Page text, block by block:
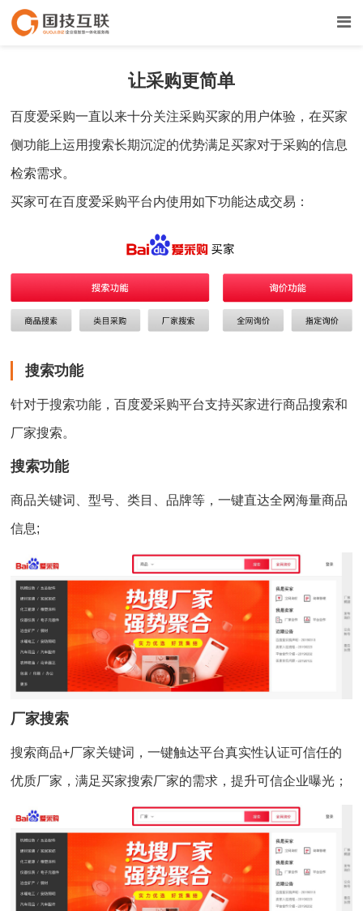
让采购更简单
百度爱采购一直以来十分关注采购买家的用户体验，在买家
侧功能上运用搜索长期沉淀的优势满足买家对于采购的信息
检索需求。
买家可在百度爱采购平台内使用如下功能达成交易：
搜索功能
针对于搜索功能，百度爱采购平台支持买家进行商品搜索和
厂家搜索。
搜索功能
商品关键词、型号、类目、品牌等，一键直达全网海量商品
信息;
厂家搜索
搜索商品+厂家关键词，一键触达平台真实性认证可信任的
优质厂家，满足买家搜索厂家的需求，提升可信企业曝光；